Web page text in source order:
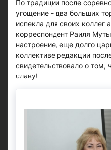
По традиции после
угощение - два больших
испекла для своих коллег
корреспондент Раиля
настроение, еще долго
коллективе редакции
свидетельствовало о том,
славу!